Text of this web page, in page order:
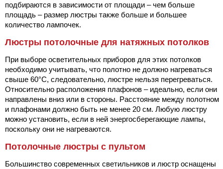
подбираются в зависимости от площади – чем больше
площадь – размер люстры также больше и большее
количество лампочек.
Люстры потолочные для натяжных потолков
При выборе осветительных приборов для этих потолков
необходимо учитывать, что полотно не должно нагреваться
свыше 60°С, следовательно, люстре нельзя перегреваться.
Относительно расположения плафонов – идеально, если они
направлены вниз или в стороны. Расстояние между полотном
и плафонами должно быть не менее 20 см. Любую люстру
можно установить, если в ней энергосберегающие лампы,
поскольку они не нагреваются.
Потолочные люстры с пультом
Большинство современных светильников и люстр оснащены